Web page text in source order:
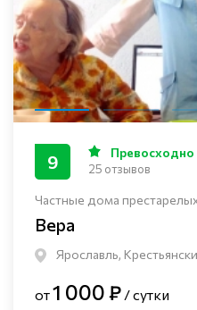
Частные дома
Вера
Ярославль,
9 Превосходно
25 отзывов
от1 000 ₽ / сутки